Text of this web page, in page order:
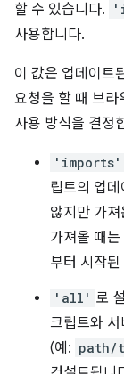
할 수 있습니다.
사용합니다.
이 값은 업데이트
요청을 할 때 브라
사용 방식을 결정
'imports'
립트의 업
않지만 가
가져올 때
부터 시작
'all' 로
크립트와
(예: path/